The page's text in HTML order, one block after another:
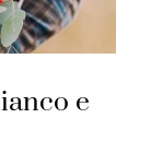
e